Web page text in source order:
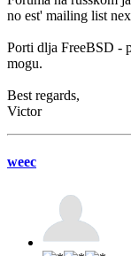
no est' mailing list
Porti dlja FreeBSD -
mogu.
Best regards,
Victor
weec